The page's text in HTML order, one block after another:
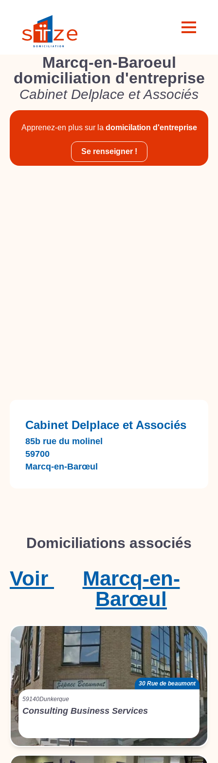
Marcq-en-Baroeul
domiciliation d'entreprise
Cabinet Delplace et Associés
Apprenez-en plus sur la domicilation d'entreprise
Se renseigner !
Cabinet Delplace et Associés
85b rue du molinel
59700
Marcq-en-Barœul
Domiciliations associés
Marcq-en-
Barœul
Voir
30 Rue de beaumont
59140Dunkerque
Consulting Business Services